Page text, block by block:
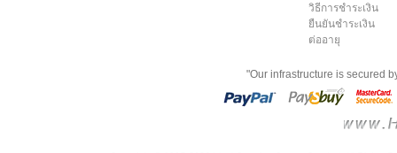
วิธีการชำระเงิน
ยืนยันชำระเงิน
ต่ออายุ
"Our infrastructure is secured